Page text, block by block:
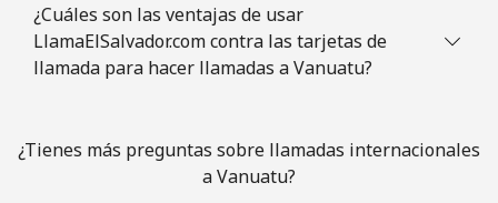
¿Cuáles son las ventajas de usar
LlamaElSalvador.com contra las tarjetas de
llamada para hacer llamadas a Vanuatu?
¿Tienes más preguntas sobre llamadas internacionales
a Vanuatu?